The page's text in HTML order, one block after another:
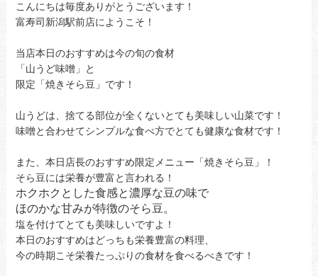
こんにちは毎度ありがとうございます！
富寿司新潟駅前店にようこそ！
当店本日のおすすめは今の旬の食材
「山うど味噌」と
限定「焼きそら豆」です！
山うどは、捨てる部位が全くないとても美味しい山菜です！
味噌と合わせてシンプルな食べ方でとても健康な食材です！
また、本日店長のおすすめ限定メニュー「焼きそら豆」！
そら豆には栄養が豊富と言われる！
ホクホクとした食感と濃厚な豆の味で
ほのかな甘みが特徴のそら豆。
塩を付けてとても美味しいですよ！
本日のおすすめはどっちも栄養豊富の料理、
今の時期こそ栄養たっぷりの食材を食べるべきです！